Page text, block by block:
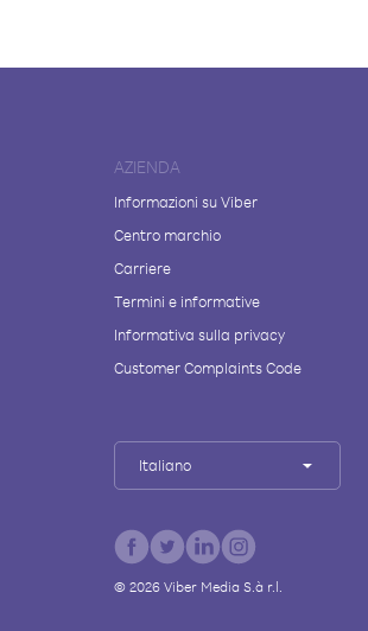
AZIENDA
Informazioni su Viber
Centro marchio
Carriere
Termini e informative
Informativa sulla privacy
Customer Complaints Code
Italiano
© 2026Viber Media S.à r.l.